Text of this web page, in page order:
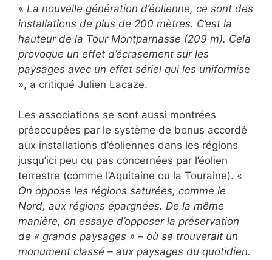
« La nouvelle génération d’éolienne, ce sont des
installations de plus de 200 mètres. C’est la
hauteur de la Tour Montparnasse (209 m). Cela
provoque un effet d’écrasement sur les
paysages avec un effet sériel qui les uniformise
», a critiqué Julien Lacaze.
Les associations se sont aussi montrées
préoccupées par le système de bonus accordé
aux installations d’éoliennes dans les régions
jusqu’ici peu ou pas concernées par l’éolien
terrestre (comme l’Aquitaine ou la Touraine). «
On oppose les régions saturées, comme le
Nord, aux régions épargnées. De la même
manière, on essaye d’opposer la préservation
de « grands paysages » – où se trouverait un
monument classé – aux paysages du quotidien.